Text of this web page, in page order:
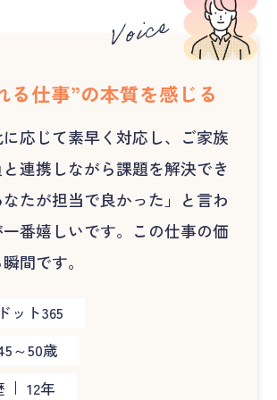
る仕事”の本質を感じる
応じて素早く対応し、ご家族
連携しながら課題を解決でき
たが担当で良かった」と言わ
番嬉しいです。この仕事の価
間です。
ドット365
～50歳
12年